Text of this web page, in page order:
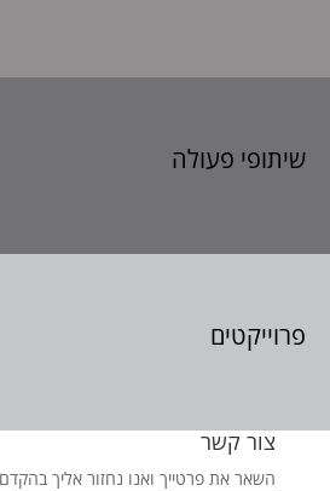
שיתופי פעולה
פרוייקטים
צור קשר
השאר את פרטייך ואנו נחזור אליך בהקדם